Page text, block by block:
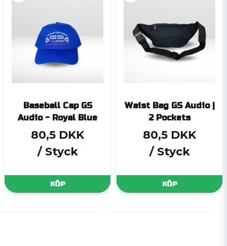
Baseball Cap GS
Audio - Royal Blue
80,5 DKK
/ Styck
KÖP
Waist Bag GS Audio |
2 Pockets
80,5 DKK
/ Styck
KÖP